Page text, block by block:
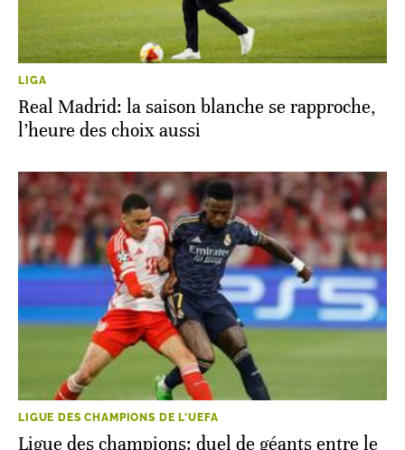
LIGA
Real Madrid: la saison blanche se rapproche,
l’heure des choix aussi
LIGUE DES CHAMPIONS DE L'UEFA
Ligue des champions: duel de géants entre le